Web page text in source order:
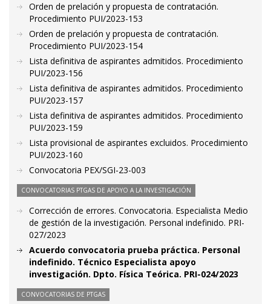
Orden de prelación y propuesta de contratación.
Procedimiento PUI/2023-153
Orden de prelación y propuesta de contratación.
Procedimiento PUI/2023-154
Lista definitiva de aspirantes admitidos. Procedimiento
PUI/2023-156
Lista definitiva de aspirantes admitidos. Procedimiento
PUI/2023-157
Lista definitiva de aspirantes admitidos. Procedimiento
PUI/2023-159
Lista provisional de aspirantes excluidos. Procedimiento
PUI/2023-160
Convocatoria PEX/SGI-23-003
CONVOCATORIAS PTGAS DE APOYO A LA INVESTIGACIÓN
Corrección de errores. Convocatoria. Especialista Medio
de gestión de la investigación. Personal indefinido. PRI-
027/2023
Acuerdo convocatoria prueba práctica. Personal
indefinido. Técnico Especialista apoyo
investigación. Dpto. Física Teórica. PRI-024/2023
CONVOCATORIAS DE PTGAS